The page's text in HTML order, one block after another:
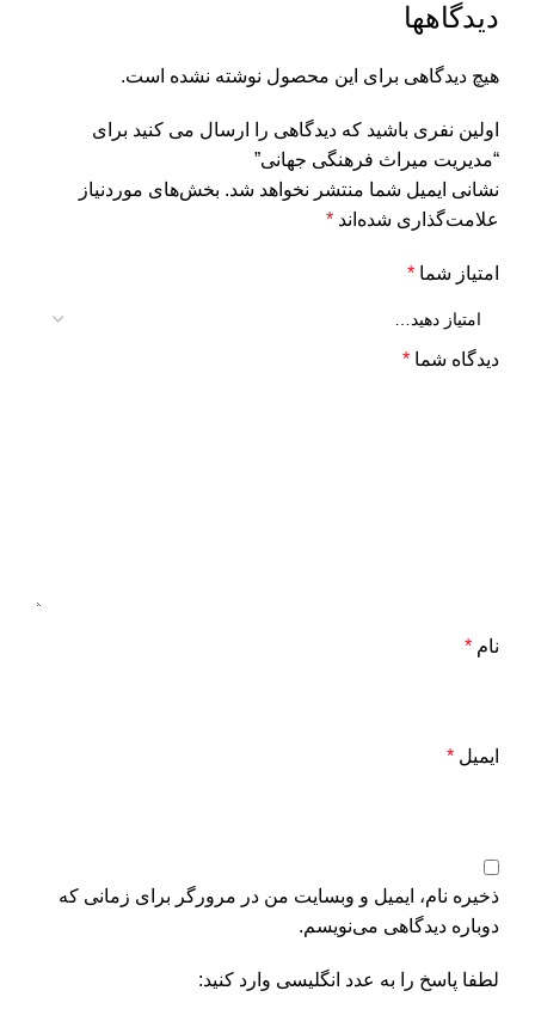
دیدگاهها
هیچ دیدگاهی برای این محصول نوشته نشده است.
اولین نفری باشید که دیدگاهی را ارسال می کنید برای
“مدیریت میراث فرهنگی جهانی”
نشانی ایمیل شما منتشر نخواهد شد. بخش‌های موردنیاز
علامت‌گذاری شده‌اند *
امتیاز شما *
دیدگاه شما *
نام *
ایمیل *
ذخیره نام، ایمیل و وبسایت من در مرورگر برای زمانی که
دوباره دیدگاهی می‌نویسم.
لطفا پاسخ را به عدد انگلیسی وارد کنید: